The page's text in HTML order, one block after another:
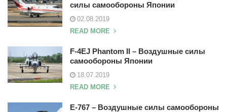
силы самообороны Японии
02.08.2019
READ MORE
F-4EJ Phantom II – Воздушные силы
самообороны Японии
18.07.2019
READ MORE
E-767 – Воздушные силы самообороны